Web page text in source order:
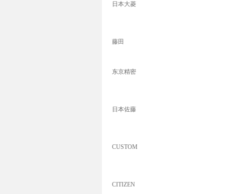
日本大菱
藤田
东京精密
日本佐藤
CUSTOM
CITIZEN